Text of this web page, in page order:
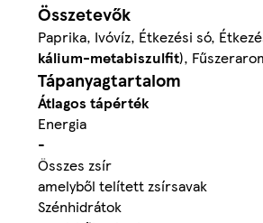
Összetevők
Paprika, Ivóvíz, Étkezési só,
kálium-metabiszulfit),
Tápanyagtartalom
Átlagos tápérték
Energia
-
Összes zsír
amelyből telített zsírsavak
Szénhidrátok